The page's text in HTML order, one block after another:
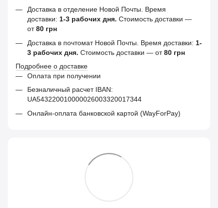
Доставка в отделение Новой Почты. Время
доставки: 1-3 рабочих дня. Стоимость доставки —
от80 грн
Доставка в почтомат Новой Почты. Время доставки: 1-
3 рабочих дня. Стоимость доставки — от80 грн
Подробнее о доставке
Оплата при получении
Безналичный расчет IBAN:
UA543220010000026003320017344
Онлайн-оплата банковской картой (WayForPay)